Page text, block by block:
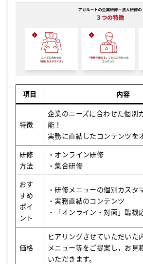
項目 内容
特徴
企業のニーズに合わせた個別
能！
実務に直結したコンテンツを
研修
方法
・オンライン研修
・集合研修
おす
すめ
ポイ
ント
・研修メニューの個別カスタ
・実務直結のコンテンツ
・「オンライン・対面」臨機
価格
ヒアリングさせていただいた
メニュー等をご提案し，お見
いただきます。